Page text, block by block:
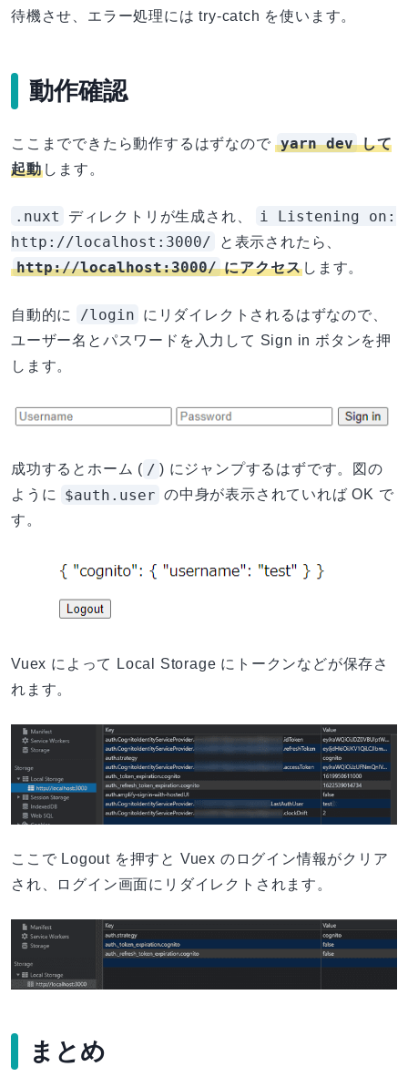
待機させ、エラー処理には try-catch を使います。
動作確認
ここまでできたら動作するはずなので yarn dev して
起動 します。
.nuxt ディレクトリが生成され、
i Listening on:
http://localhost:3000/
と表示されたら、
http://localhost:3000/ にアクセス します。
自動的に /login
にリダイレクトされるはずなので、
ユーザー名とパスワードを入力して Sign in ボタンを押
します。
成功するとホーム ( / ) にジャンプするはずです。図の
ように
$auth.user の中身が表示されていれば OK で
す。
Vuex によって Local Storage にトークンなどが保存さ
れます。
ここで Logout を押すと Vuex のログイン情報がクリア
され、ログイン画面にリダイレクトされます。
まとめ